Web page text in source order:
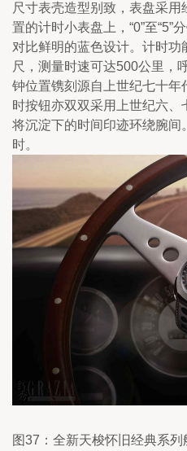
尺寸表壳造型别致，表盘采
置的计时小表盘上，“0”至“5”
对比鲜明的蓝色设计。计时
尺，测量时速可达500公里，
钟位置镌刻源自上世纪七十
时按钮亦双双采用上世纪六、
将沉淀下的时间印迹环绕腕
时。
图37：全新天梭怀旧经典系